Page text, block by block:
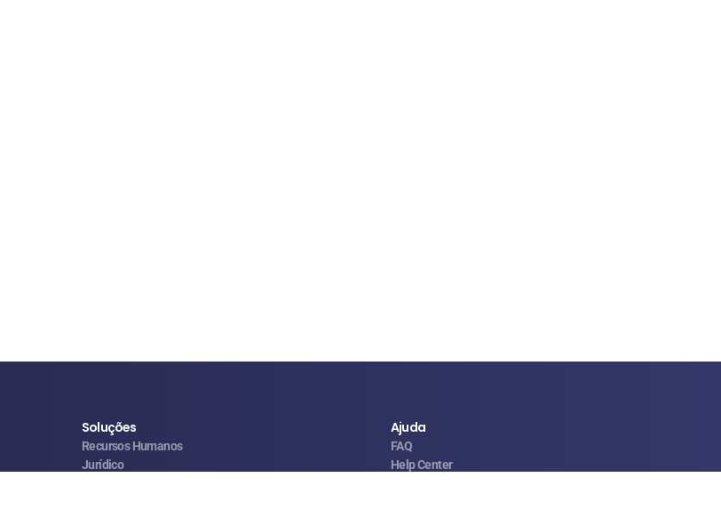
Soluções
Recursos Humanos
Jurídico
Ajuda
FAQ
Help Center